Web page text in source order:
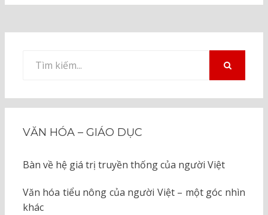
kiếm
VĂN HÓA – GIÁO DỤC
Bàn về hệ giá trị truyền thống của người Việt
Văn hóa tiểu nông của người Việt – một góc nhìn
khác